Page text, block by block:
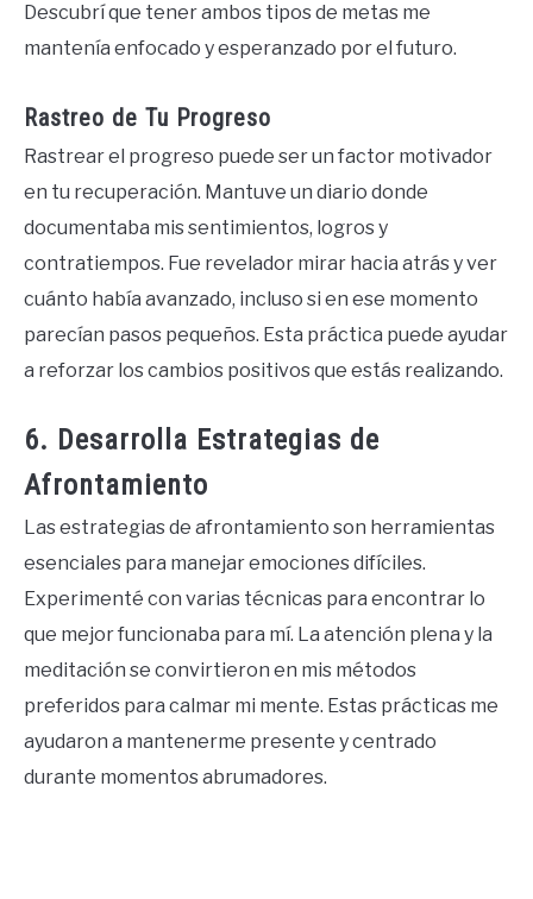
Descubrí que tener ambos tipos de metas me
mantenía enfocado y esperanzado por el futuro.
Rastreo de Tu Progreso
Rastrear el progreso puede ser un factor motivador
en tu recuperación. Mantuve un diario donde
documentaba mis sentimientos, logros y
contratiempos. Fue revelador mirar hacia atrás y ver
cuánto había avanzado, incluso si en ese momento
parecían pasos pequeños. Esta práctica puede ayudar
a reforzar los cambios positivos que estás realizando.
6. Desarrolla Estrategias de
Afrontamiento
Las estrategias de afrontamiento son herramientas
esenciales para manejar emociones difíciles.
Experimenté con varias técnicas para encontrar lo
que mejor funcionaba para mí. La atención plena y la
meditación se convirtieron en mis métodos
preferidos para calmar mi mente. Estas prácticas me
ayudaron a mantenerme presente y centrado
durante momentos abrumadores.